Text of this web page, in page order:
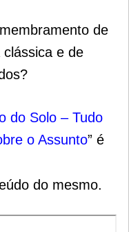
de
e de
do Solo – Tudo
o Assunto” é
do mesmo.